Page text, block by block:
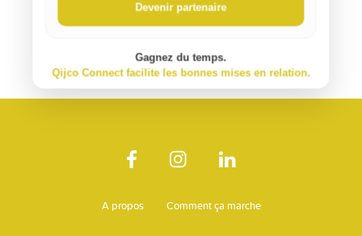
A propos Comment ça marche
Devenir partenaire
Gagnez du temps.
Qijco Connect facilite les bonnes mises en relation.